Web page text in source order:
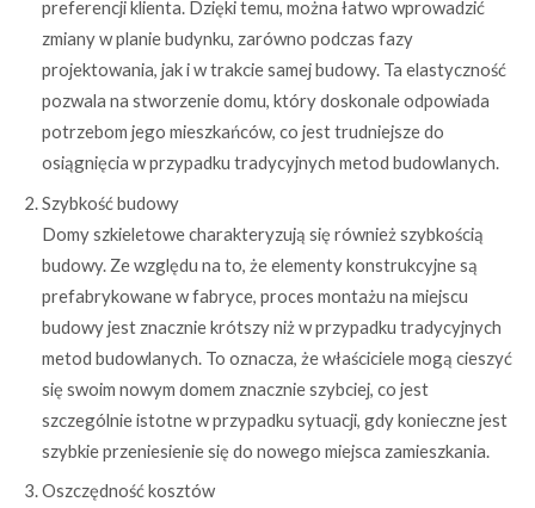
preferencji klienta. Dzięki temu, można łatwo wprowadzić
zmiany w planie budynku, zarówno podczas fazy
projektowania, jak i w trakcie samej budowy. Ta elastyczność
pozwala na stworzenie domu, który doskonale odpowiada
potrzebom jego mieszkańców, co jest trudniejsze do
osiągnięcia w przypadku tradycyjnych metod budowlanych.
Szybkość budowy
Domy szkieletowe charakteryzują się również szybkością
budowy. Ze względu na to, że elementy konstrukcyjne są
prefabrykowane w fabryce, proces montażu na miejscu
budowy jest znacznie krótszy niż w przypadku tradycyjnych
metod budowlanych. To oznacza, że właściciele mogą cieszyć
się swoim nowym domem znacznie szybciej, co jest
szczególnie istotne w przypadku sytuacji, gdy konieczne jest
szybkie przeniesienie się do nowego miejsca zamieszkania.
Oszczędność kosztów